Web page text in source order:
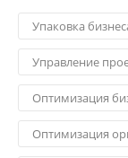
Упаковка
Управление
Оптимизация
Оптимизация